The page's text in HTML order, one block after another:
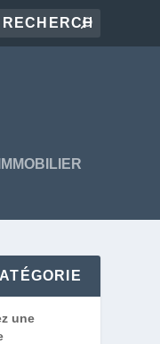
IMMOBILIER
une